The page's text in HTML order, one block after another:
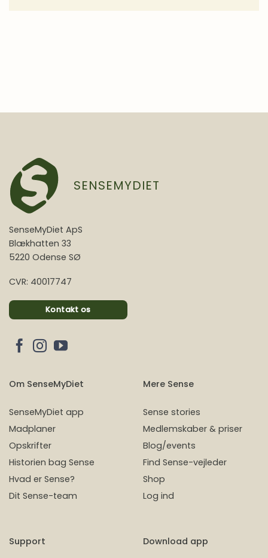
SENSEMYDIET
SenseMyDiet ApS
Blækhatten 33
5220 Odense SØ
CVR: 40017747
Kontakt os
Om SenseMyDiet
SenseMyDiet app
Madplaner
Opskrifter
Historien bag Sense
Hvad er Sense?
Dit Sense-team
Mere Sense
Sense stories
Medlemskaber & priser
Blog/events
Find Sense-vejleder
Shop
Log ind
Support Download app